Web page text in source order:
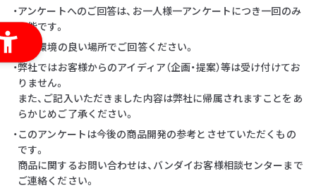
・アンケートへのご回答は、お一人様一アンケートにつき一回のみ
可能です。
・通信環境の良い場所でご回答ください。
・弊社ではお客様からのアイディア（企画・提案）等は受け付けてお
りません。
また、ご記入いただきました内容は弊社に帰属されますことをあ
らかじめご了承ください。
・このアンケートは今後の商品開発の参考とさせていただくもの
です。
商品に関するお問い合わせは、バンダイお客様相談センターまで
ご連絡ください。